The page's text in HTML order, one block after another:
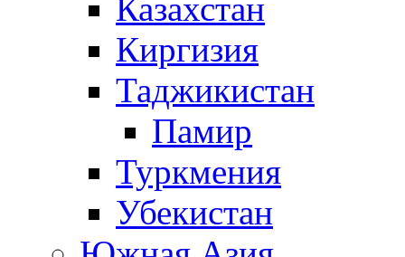
Казахстан
Киргизия
Таджикистан
Памир
Туркмения
Убекистан